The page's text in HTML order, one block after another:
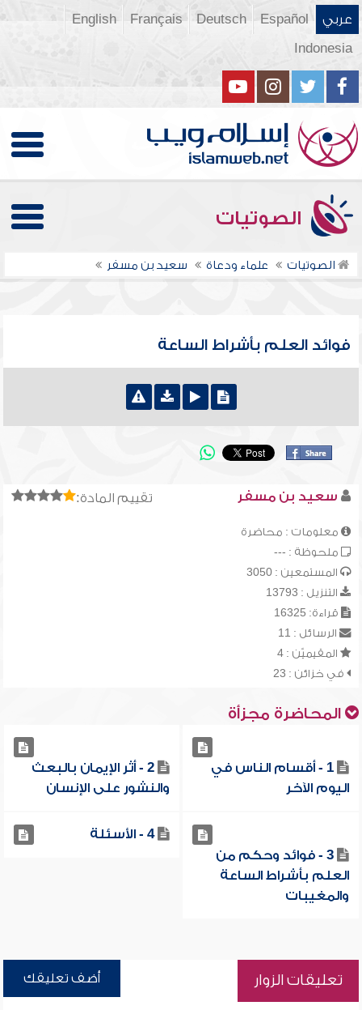
عربي Español
Deutsch
Français
English
Indonesia
الصوتيات
الصوتيات علماء ودعاة سعيد بن مسفر
فوائد العلم بأشراط الساعة
تقييم المادة: سعيد بن مسفر
معلومات : محاضرة
ملحوظة : ---
المستمعين : 3050
التنزيل : 13793
قراءة: 16325
الرسائل : 11
المقيميّن : 4
في خزائن : 23
المحاضرة مجزأة
1 - أقسام الناس في
اليوم الآخر
2 - أثر الإيمان بالبعث
والنشور على الإنسان
3 - فوائد وحكم من
العلم بأشراط الساعة
والمغيبات
4 - الأسئلة
تعليقات الزوار أضف تعليقك